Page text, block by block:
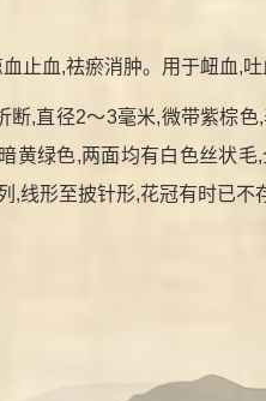
血止血,祛瘀消肿。用于衄血,
断,直径2～3毫米,微带紫棕
黄绿色,两面均有白色丝状
,线形至披针形,花冠有时已不